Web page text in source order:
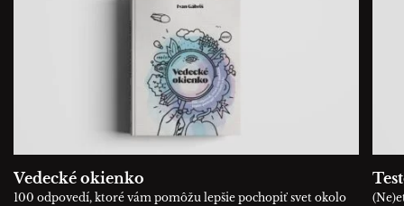
Vedecké okienko
100 odpovedí, ktoré vám pomôžu lepšie pochopiť svet okolo